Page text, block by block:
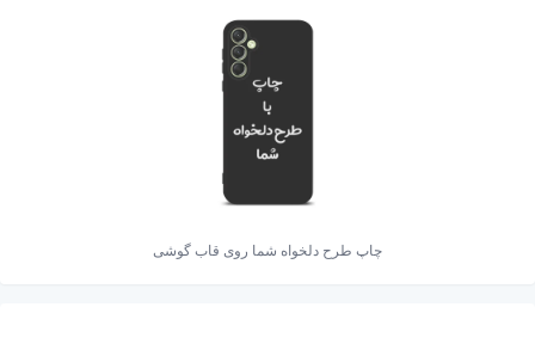
چاپ طرح دلخواه شما روی قاب گوشی